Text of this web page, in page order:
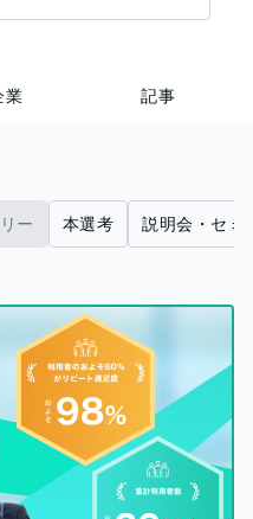
業 記事
ー 本選考 説明会・セミ